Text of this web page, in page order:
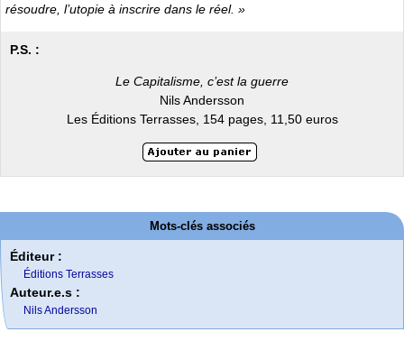
résoudre, l’utopie à inscrire dans le réel. »
P.S. :
Le Capitalisme, c’est la guerre
Nils Andersson
Les Éditions Terrasses, 154 pages, 11,50 euros
Mots-clés associés
Éditeur :
Éditions Terrasses
Auteur.e.s :
Nils Andersson